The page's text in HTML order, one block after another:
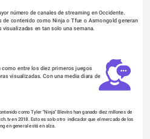
número de canales de streaming en Occidente.
de contenido como Ninja o Tfue o Asmongold generan
visualizadas en tan solo una semana.
entre los diez primeros juegos
visualizadas. Con una media diara de
como Tyler "Ninja" Blevins han ganado diez millones de
en 2018. Esto es solo otro  indicador que el mercado de los
en general está en alza.